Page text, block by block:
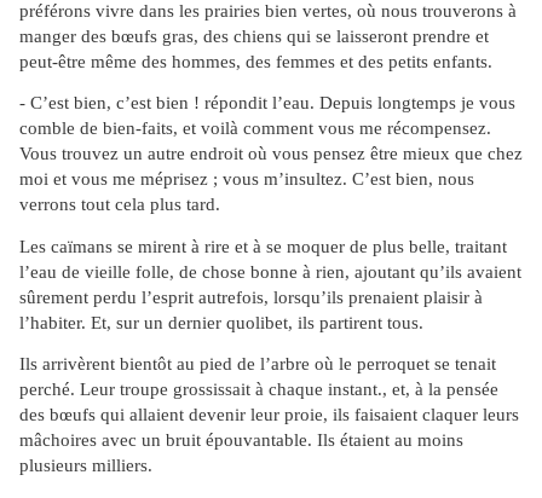
préférons vivre dans les prairies bien vertes, où nous trouverons à
manger des bœufs gras, des chiens qui se laisseront prendre et
peut-être même des hommes, des femmes et des petits enfants.
- C’est bien, c’est bien ! répondit l’eau. Depuis longtemps je vous
comble de bien-faits, et voilà comment vous me récompensez.
Vous trouvez un autre endroit où vous pensez être mieux que chez
moi et vous me méprisez ; vous m’insultez. C’est bien, nous
verrons tout cela plus tard.
Les caïmans se mirent à rire et à se moquer de plus belle, traitant
l’eau de vieille folle, de chose bonne à rien, ajoutant qu’ils avaient
sûrement perdu l’esprit autrefois, lorsqu’ils prenaient plaisir à
l’habiter. Et, sur un dernier quolibet, ils partirent tous.
Ils arrivèrent bientôt au pied de l’arbre où le perroquet se tenait
perché. Leur troupe grossissait à chaque instant., et, à la pensée
des bœufs qui allaient devenir leur proie, ils faisaient claquer leurs
mâchoires avec un bruit épouvantable. Ils étaient au moins
plusieurs milliers.